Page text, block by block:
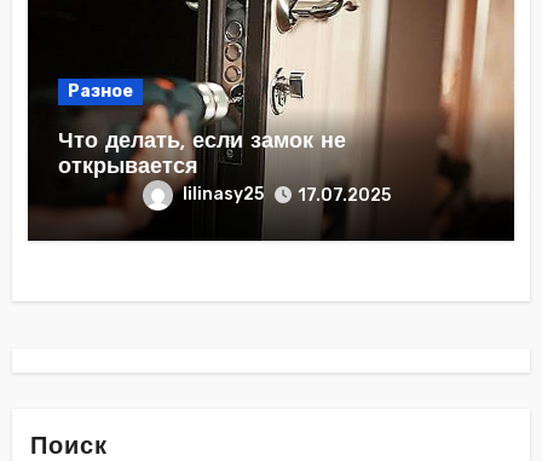
Разное
Что делать, если замок не
открывается
lilinasy25 17.07.2025
Поиск